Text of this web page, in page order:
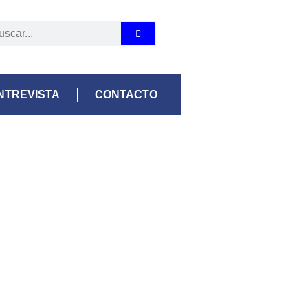
CONTACTO